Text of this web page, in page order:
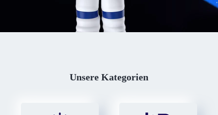
Unsere Kategorien